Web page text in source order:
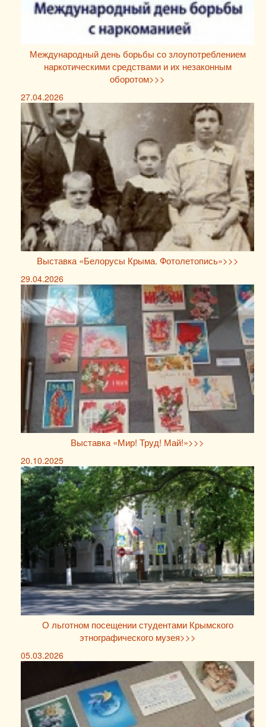
Международный день борьбы со злоупотреблением
наркотическими средствами и их незаконным
оборотом>>>
27.04.2026
Выставка «Белорусы Крыма. Фотолетопись»>>>
29.04.2026
Выставка «Мир! Труд! Май!»>>>
20.10.2025
О льготном посещении студентами Крымского
этнографического музея>>>
05.03.2026